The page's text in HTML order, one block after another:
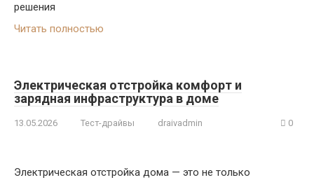
решения
Читать полностью
Электрическая отстройка комфорт и
зарядная инфраструктура в доме
13.05.2026 Тест-драйвы draivadmin 0
Электрическая отстройка дома — это не только